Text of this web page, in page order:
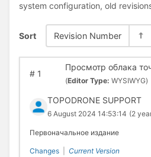
system configuration, old
Sort Revision Number
#1
Просмотр облака
(Editor Type: WYSIWYG)
TOPODRONE SUPPORT
6 August 2024 14:53:14 (2
Первоначальное издание
Changes Current Version